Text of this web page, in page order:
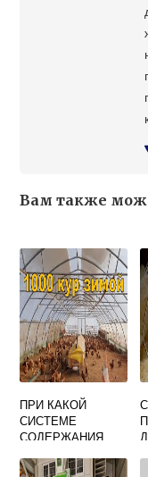
Вам также
ПРИ КАКОЙ
СИСТЕМЕ
СОДЕРЖАНИЯ
НАИМЕНЬШИЙ